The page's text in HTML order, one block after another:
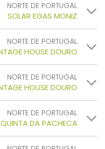
NORTE DE PORTUGAL
SOLAR EGAS MONIZ
NORTE DE PORTUGAL
HOUSE DOURO
NORTE DE PORTUGAL
HOUSE DOURO
NORTE DE PORTUGAL
DA PACHECA